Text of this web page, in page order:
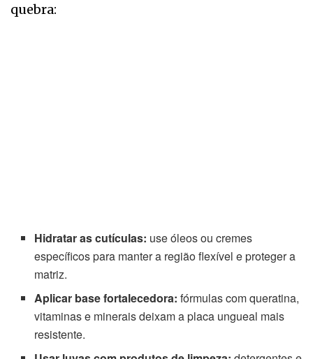
quebra:
Hidratar as cutículas: use óleos ou cremes
específicos para manter a região flexível e proteger a
matriz.
Aplicar base fortalecedora: fórmulas com queratina,
vitaminas e minerais deixam a placa ungueal mais
resistente.